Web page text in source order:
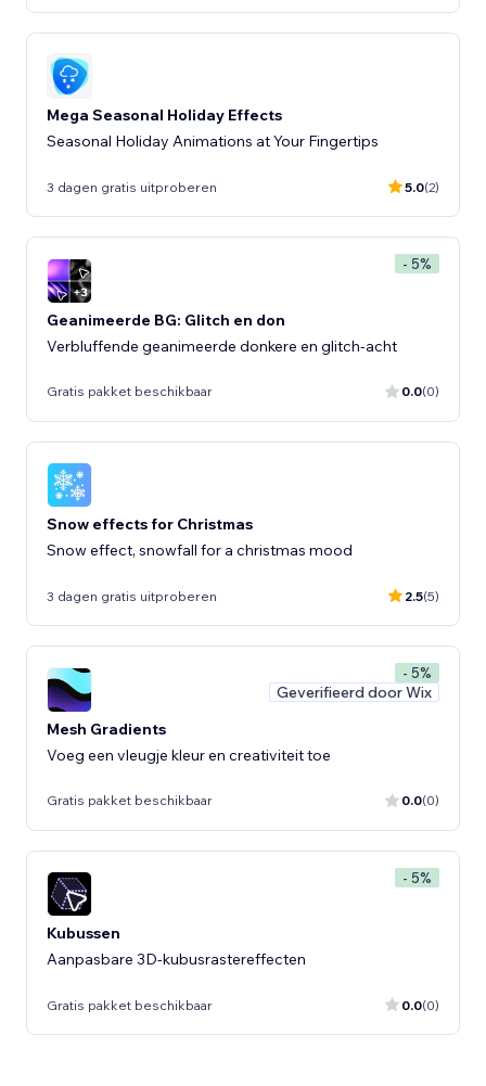
Mega Seasonal Holiday Effects
Seasonal Holiday Animations at Your Fingertips
3 dagen gratis uitproberen 5.0(2)
- 5%
Geanimeerde BG: Glitch en don
Verbluffende geanimeerde donkere en glitch-acht
Gratis pakket beschikbaar 0.0(0)
Snow effects for Christmas
Snow effect, snowfall for a christmas mood
3 dagen gratis uitproberen 2.5(5)
- 5%
Geverifieerd door Wix
Mesh Gradients
Voeg een vleugje kleur en creativiteit toe
Gratis pakket beschikbaar 0.0(0)
- 5%
Kubussen
Aanpasbare 3D-kubusrastereffecten
Gratis pakket beschikbaar 0.0(0)